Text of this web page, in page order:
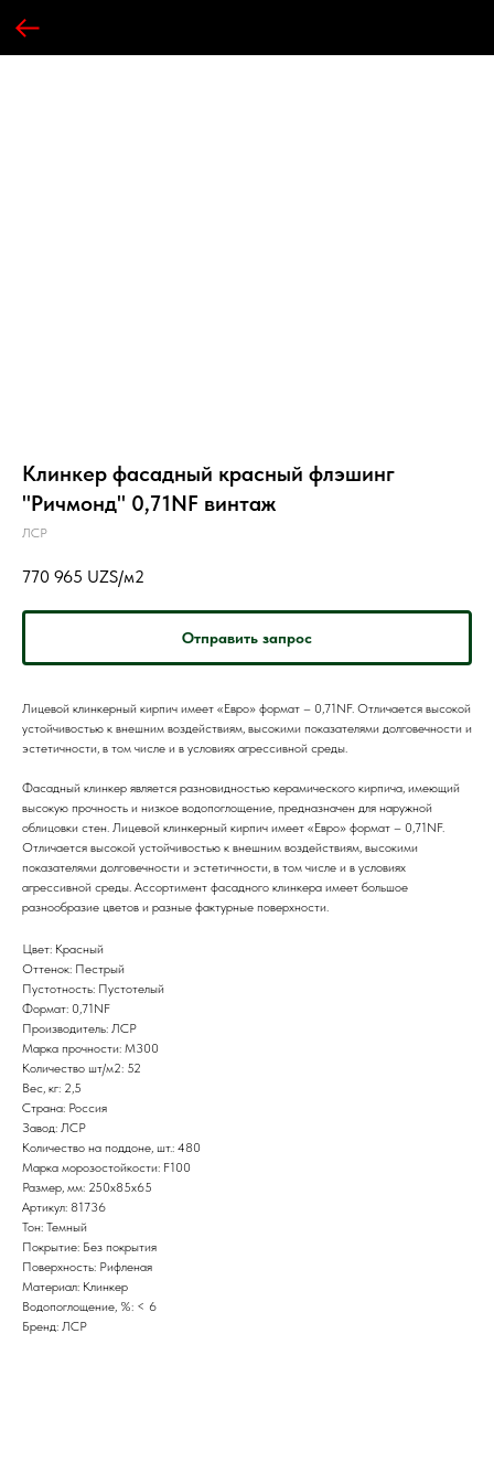
Клинкер фасадный красный флэшинг
"Ричмонд" 0,71NF винтаж
ЛСР
770 965 UZS/м2
Отправить запрос
Лицевой клинкерный кирпич имеет «Евро» формат – 0,71NF. Отличается высокой
устойчивостью к внешним воздействиям, высокими показателями долговечности и
эстетичности, в том числе и в условиях агрессивной среды.
Фасадный клинкер является разновидностью керамического кирпича, имеющий
высокую прочность и низкое водопоглощение, предназначен для наружной
облицовки стен. Лицевой клинкерный кирпич имеет «Евро» формат – 0,71NF.
Отличается высокой устойчивостью к внешним воздействиям, высокими
показателями долговечности и эстетичности, в том числе и в условиях
агрессивной среды. Ассортимент фасадного клинкера имеет большое
разнообразие цветов и разные фактурные поверхности.
Цвет: Красный
Оттенок: Пестрый
Пустотность: Пустотелый
Формат: 0,71NF
Производитель: ЛСР
Марка прочности: M300
Количество шт/м2: 52
Вес, кг: 2,5
Страна: Россия
Завод: ЛСР
Количество на поддоне, шт.: 480
Марка морозостойкости: F100
Размер, мм: 250х85х65
Артикул: 81736
Тон: Темный
Покрытие: Без покрытия
Поверхность: Рифленая
Материал: Клинкер
Водопоглощение, %: < 6
Бренд: ЛСР